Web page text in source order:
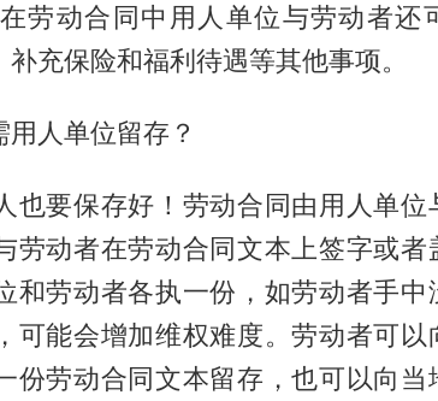
劳动合同中用人单位与劳动者还
充保险和福利待遇等其他事项。
人单位留存？
也要保存好！劳动合同由用人单位
劳动者在劳动合同文本上签字或者
和劳动者各执一份，如劳动者手中
可能会增加维权难度。劳动者可以
份劳动合同文本留存，也可以向当